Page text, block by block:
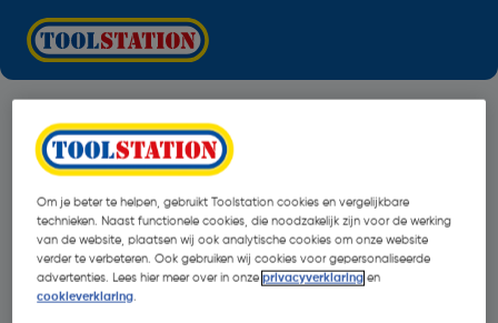
Om je beter te helpen, gebruikt Toolstation cookies en vergelijkbare
technieken. Naast functionele cookies, die noodzakelijk zijn voor de werking
van de website, plaatsen wij ook analytische cookies om onze website
verder te verbeteren. Ook gebruiken wij cookies voor gepersonaliseerde
advertenties. Lees hier meer over in onzeprivacyverklaring en
cookieverklaring.